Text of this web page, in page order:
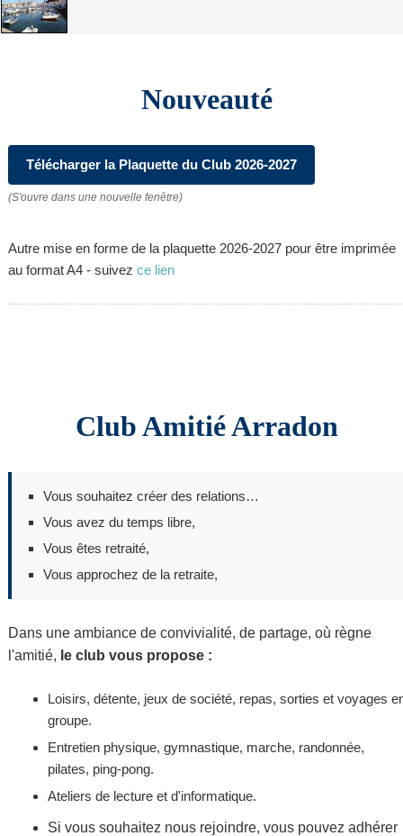
Nouveauté
Télécharger la Plaquette du Club 2026-2027
(S'ouvre dans une nouvelle fenêtre)
Autre mise en forme de la plaquette 2026-2027 pour être imprimée
au format A4 - suivez ce lien
Club Amitié Arradon
Vous souhaitez créer des relations…
Vous avez du temps libre,
Vous êtes retraité,
Vous approchez de la retraite,
Dans une ambiance de convivialité, de partage, où règne
l'amitié, le club vous propose :
Loisirs, détente, jeux de société, repas, sorties et voyages
groupe.
Entretien physique, gymnastique, marche, randonnée,
pilates, ping-pong.
Ateliers de lecture et d'informatique.
Si vous souhaitez nous rejoindre, vous pouvez adhérer